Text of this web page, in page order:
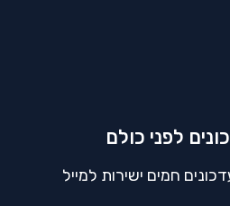
לפני כולם
חמים ישירות למייל